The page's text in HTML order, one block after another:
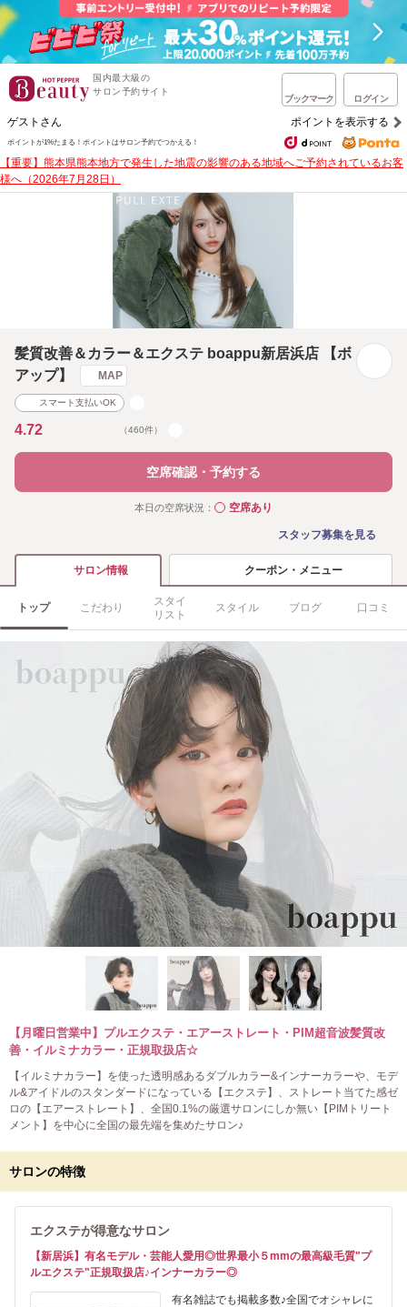
国内最大級の
サロン予約サイト
ブックマーク ログイン
ゲストさん ポイントを表示する
ポイントが1%たまる！ ポイントはサロン予約でつかえる！
【重要】熊本県熊本地方で発生した地震の影響のある地域へご予約されているお客
様へ（2026年7月28日）
髪質改善＆カラー＆エクステ boappu新居浜店 【ボ
アップ】
MAP
スマート支払いOK
4.72 （460件）
空席確認・予約する
本日の空席状況： ◯空席あり
スタッフ募集を見る
サロン情報 クーポン・メニュー
トップ こだわり
スタイ
リスト
スタイル ブログ 口コミ
【月曜日営業中】プルエクステ・エアーストレート・PIM超音波髪質改
善・イルミナカラー・正規取扱店☆
【イルミナカラー】を使った透明感あるダブルカラー&インナーカラーや、モデ
ル&アイドルのスタンダードになっている【エクステ】、ストレート当てた感ゼ
ロの【エアーストレート】、全国0.1%の厳選サロンにしか無い【PIMトリート
メント】を中心に全国の最先端を集めたサロン♪
サロンの特徴
エクステが得意なサロン
【新居浜】有名モデル・芸能人愛用◎世界最小５mmの最高級毛質"プ
ルエクステ"正規取扱店♪インナーカラー◎
有名雑誌でも掲載多数♪全国でオシャレに